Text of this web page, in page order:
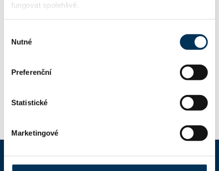
fungovat spolehlivě.
souhlasu
Nutné
Preferenční
Statistické
Marketingové
Informace o jazykových znalostech a odborném zaměření
uváděné u jednotlivých advokátů jsou publikovány na
Tyto informace nejsou ČAK ověřovány či garantovány. Je-
li u advokáta uvedena znalost cizího právního řádu či
státu, upozorňuje ČAK, že poskytování právních služeb
podle práva cizího státu není pojištěno v hromadném
pojištění profesní odpovědnosti advokátů rámcovou